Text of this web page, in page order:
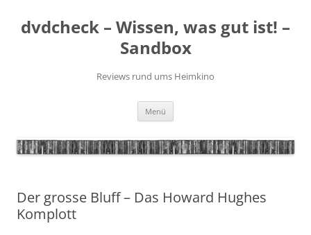
springen
dvdcheck – Wissen, was gut ist! –
Sandbox
Reviews rund ums Heimkino
Menü
Der grosse Bluff – Das Howard Hughes
Komplott